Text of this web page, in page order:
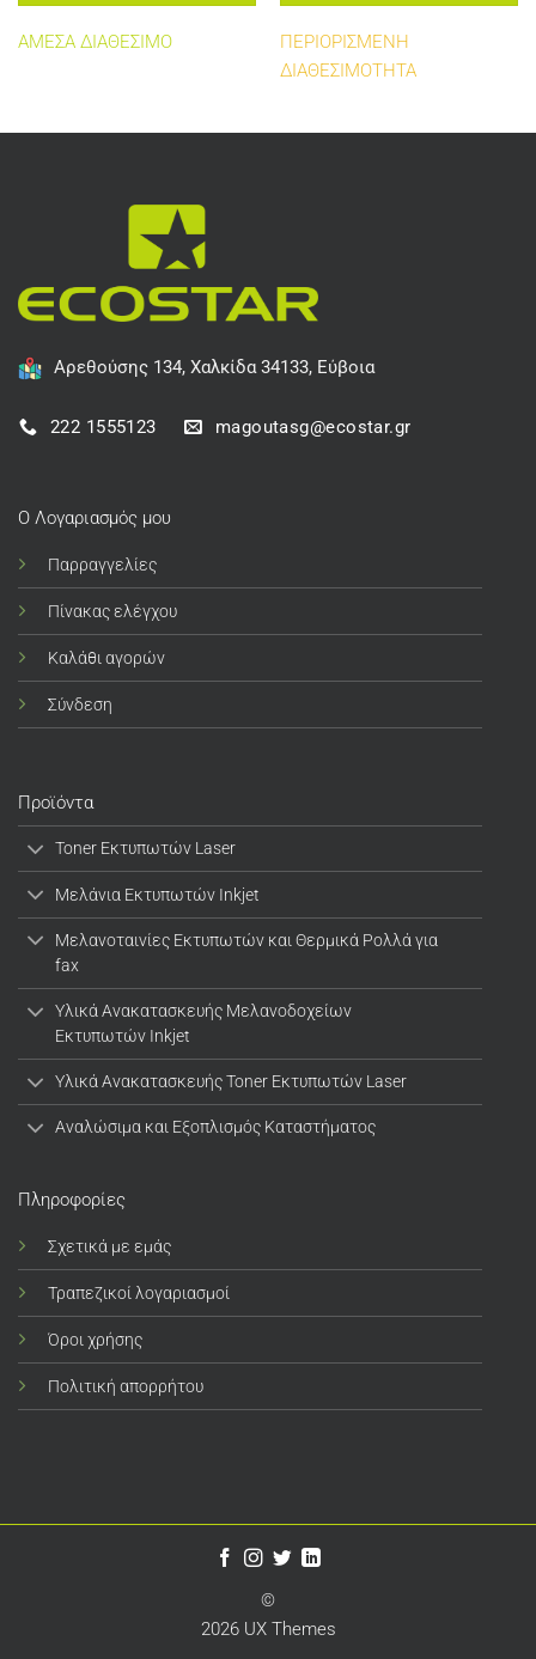
ΑΜΕΣΑ ΔΙΑΘΕΣΙΜΟ
ΠΕΡΙΟΡΙΣΜΕΝΗ
ΔΙΑΘΕΣΙΜΟΤΗΤΑ
Αρεθούσης 134, Χαλκίδα 34133, Εύβοια
222 1555123 magoutasg@ecostar.gr
Ο Λογαριασμός μου
Παρραγγελίες
Πίνακας ελέγχου
Καλάθι αγορών
Σύνδεση
Προϊόντα
Toner Εκτυπωτών Laser
Μελάνια Εκτυπωτών Inkjet
Μελανοταινίες Εκτυπωτών και Θερμικά Ρολλά για
fax
Υλικά Ανακατασκευής Μελανοδοχείων
Εκτυπωτών Inkjet
Υλικά Ανακατασκευής Toner Εκτυπωτών Laser
Αναλώσιμα και Εξοπλισμός Καταστήματος
Πληροφορίες
Σχετικά με εμάς
Τραπεζικοί λογαριασμοί
Όροι χρήσης
Πολιτική απορρήτου
©
2026 UX Themes